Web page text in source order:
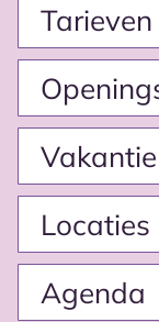
Tarieven
Locaties
Agenda